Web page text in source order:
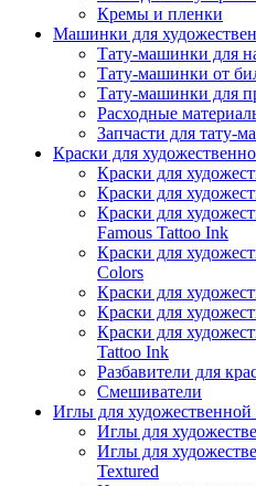
Кремы и пленки
Машинки для
Тату-машинки для
Тату-машинки от
Тату-машинки для
Расходные
Запчасти для тату-
Краски для
Краски для
Краски для
Краски для
Famous Tattoo Ink
Краски для
Colors
Краски для
Краски для
Краски для
Tattoo Ink
Разбавители для
Смешиватели
Иглы для художественной
Иглы для
Иглы для
Textured